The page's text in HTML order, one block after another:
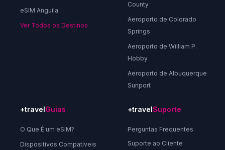
eSIM Anguila
Ver Todos os Destinos
County
Aeroporto de Colorado
Springs
Aeroporto de William P.
Hobby
Aeroporto de Albuquerque
Sunport
+travelGuias
O Que É um eSIM?
Dispositivos Compatíveis
+travelSuporte
Perguntas Frequentes
Suporte ao Cliente